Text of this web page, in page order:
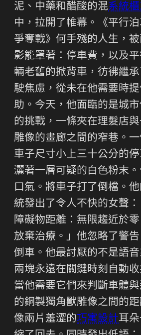
泥、中藥和醋酸的混系統
中，拉開了帷幕。《平行
爭奪戰》何手殘的人生，
影籠罩著：停車費，以及
輛老舊的掀背車，彷彿繼
駛焦慮，從未在他需要時
助。今天，他面臨的是城
的挑戰，一條夾在理髮店
雕像的畫廊之間的窄巷。
車子尺寸小上三十公分的
灑著一層可疑的白色粉末
口氣。將車子打了倒檔。
統發出了令人不快的女聲
障礙物距離：無限趨近於
放棄治療。」他忽略了警
倒車。他最討厭的不是語
兩塊永遠在關鍵時刻自動收
當他需要它們來判斷車體
的銅製獨角獸雕像之間的
像兩片羞澀的巧寓設計耳